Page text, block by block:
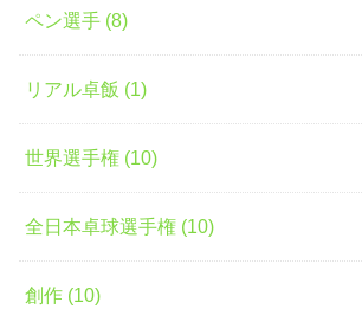
ペン選手 (8)
リアル卓飯 (1)
世界選手権 (10)
全日本卓球選手権 (10)
創作 (10)